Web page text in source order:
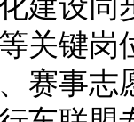
关键
赛事